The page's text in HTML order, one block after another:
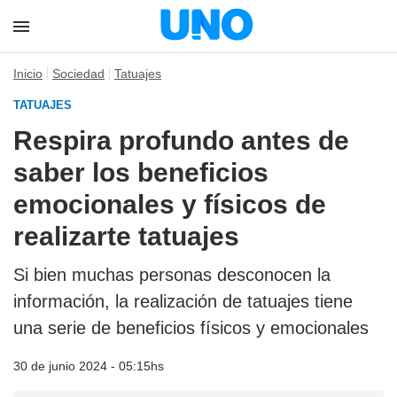
Inicio Sociedad Tatuajes
TATUAJES
Respira profundo antes de
saber los beneficios
emocionales y físicos de
realizarte tatuajes
Si bien muchas personas desconocen la
información, la realización de tatuajes tiene
una serie de beneficios físicos y emocionales
30 de junio 2024 - 05:15hs